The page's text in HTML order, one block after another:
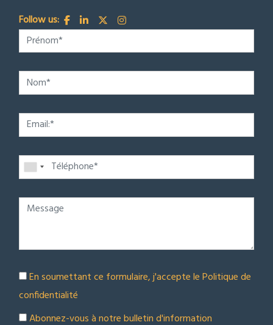
Follow us:
En soumettant ce formulaire, j'accepte lePolitique de
confidentialité
Abonnez-vous à notre bulletin d'information